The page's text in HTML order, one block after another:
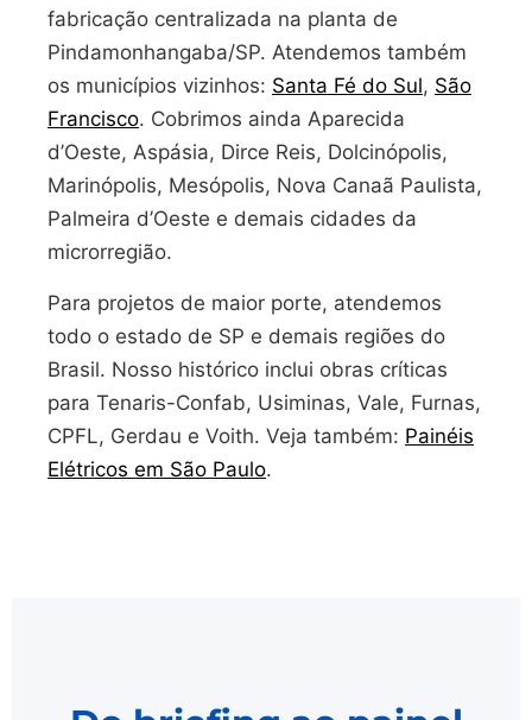
fabricação centralizada na planta de
Pindamonhangaba/SP. Atendemos também
os municípios vizinhos: Santa Fé do Sul, São
Francisco. Cobrimos ainda Aparecida
d’Oeste, Aspásia, Dirce Reis, Dolcinópolis,
Marinópolis, Mesópolis, Nova Canaã Paulista,
Palmeira d’Oeste e demais cidades da
microrregião.
Para projetos de maior porte, atendemos
todo o estado de SP e demais regiões do
Brasil. Nosso histórico inclui obras críticas
para Tenaris-Confab, Usiminas, Vale, Furnas,
CPFL, Gerdau e Voith. Veja também: Painéis
Elétricos em São Paulo.